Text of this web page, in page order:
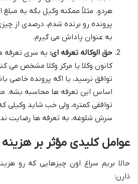
هردو. مثلاً ممکنه وکیل بگه یه مبلغ
پرونده رو برنده شدم، درصدی از
به عنوان پاداش می گیرم.
حق الوکاله تعرفه ای: یه سری
کانون وکلا یا مرکز وکلا مشخص می
توافق نرسید، یا اگه پرونده خاصی
اساس این تعرفه ها محاسبه بشه.
توافقی کمتره، ولی خب شاید وکیلی
سرش شلوغه، به تعرفه ها رضایت
عوامل کلیدی مؤثر بر هزینه
حالا بریم سراغ اون چیزهایی که رو
ذارن: